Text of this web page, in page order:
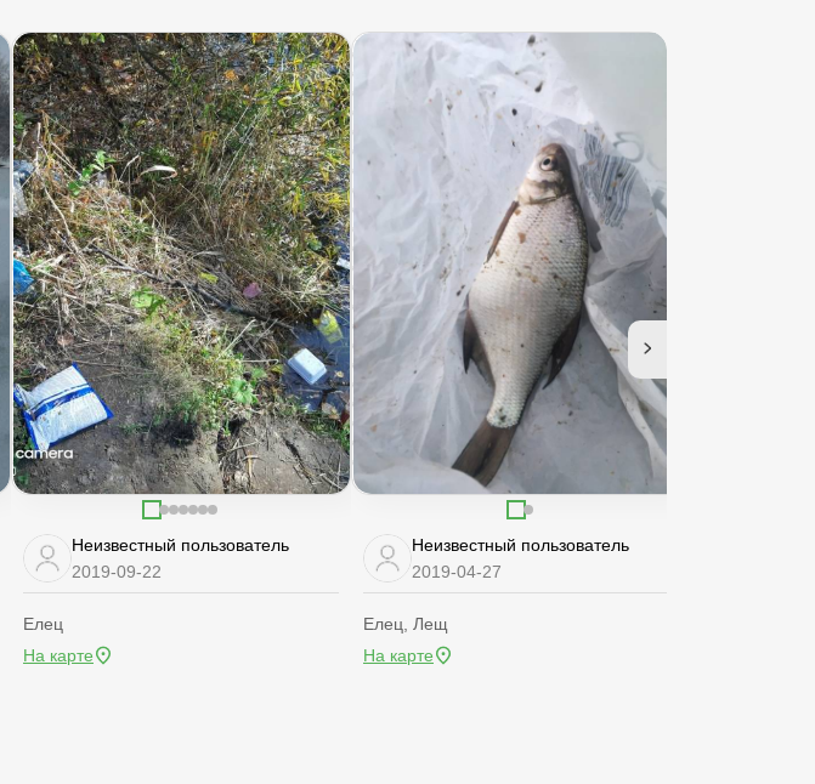
Неизвестный пользователь
2019-09-22
Елец
На карте
Неизвестный пользователь
2019-04-27
Елец, Лещ
На карте